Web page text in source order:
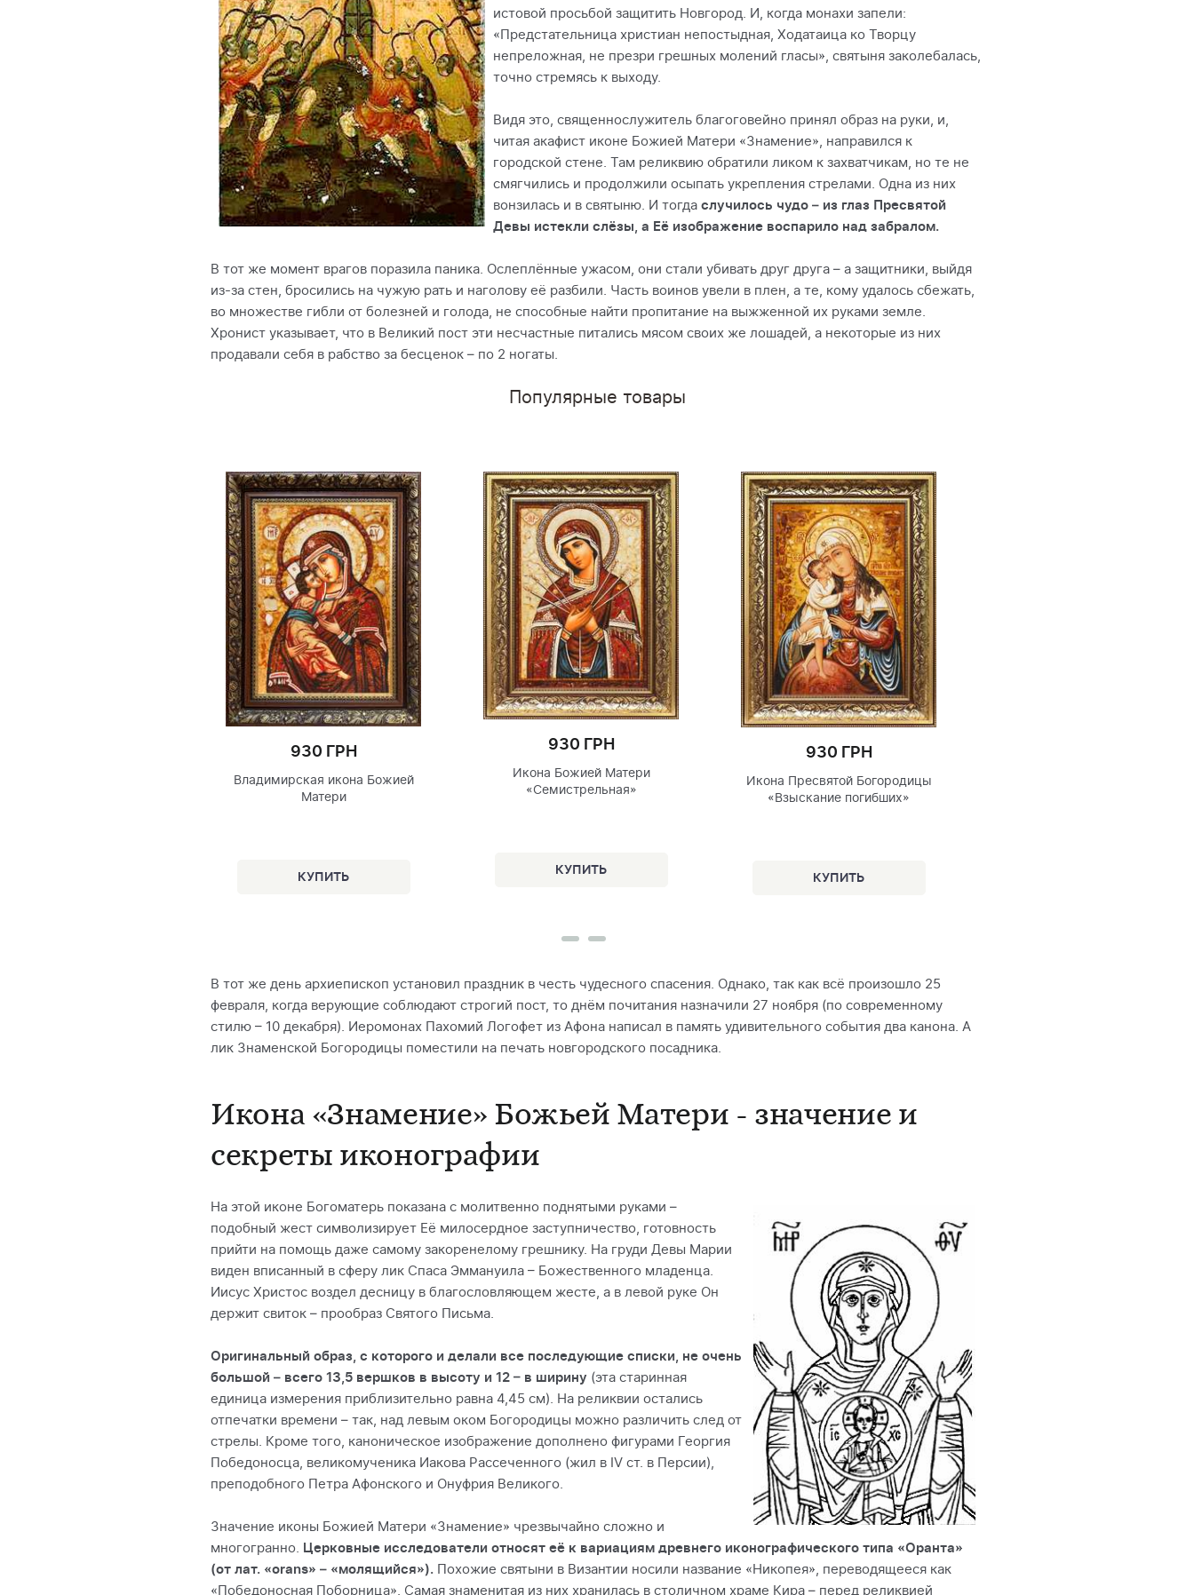
истовой просьбой защитить Новгород. И, когда монахи запели:
«Предстательница христиан непостыдная, Ходатаица ко Творцу
непреложная, не презри грешных молений гласы», святыня заколебалась,
точно стремясь к выходу.
Видя это, священнослужитель благоговейно принял образ на руки, и,
читая акафист иконе Божией Матери «Знамение», направился к
городской стене. Там реликвию обратили ликом к захватчикам, но те не
смягчились и продолжили осыпать укрепления стрелами. Одна из них
вонзилась и в святыню. И тогда случилось чудо – из глаз Пресвятой
Девы истекли слёзы, а Её изображение воспарило над забралом.
В тот же момент врагов поразила паника. Ослеплённые ужасом, они стали убивать друг друга – а защитники, выйдя
из-за стен, бросились на чужую рать и наголову её разбили. Часть воинов увели в плен, а те, кому удалось сбежать,
во множестве гибли от болезней и голода, не способные найти пропитание на выжженной их руками земле.
Хронист указывает, что в Великий пост эти несчастные питались мясом своих же лошадей, а некоторые из них
продавали себя в рабство за бесценок – по 2 ногаты.
Популярные товары
930 ГРН
Икона Божией Матери
«Семистрельная»
930 ГРН
Икона Пресвятой Богородицы
«Взыскание погибших»
930 ГРН
Икона Богородицы «Достойно
есть» («Милующая»)
В тот же день архиепископ установил праздник в честь чудесного спасения. Однако, так как всё произошло 25
февраля, когда верующие соблюдают строгий пост, то днём почитания назначили 27 ноября (по современному
стилю – 10 декабря). Иеромонах Пахомий Логофет из Афона написал в память удивительного события два канона. А
лик Знаменской Богородицы поместили на печать новгородского посадника.
Икона «Знамение» Божьей Матери - значение и
секреты иконографии
На этой иконе Богоматерь показана с молитвенно поднятыми руками –
подобный жест символизирует Её милосердное заступничество, готовность
прийти на помощь даже самому закоренелому грешнику. На груди Девы Марии
виден вписанный в сферу лик Спаса Эммануила – Божественного младенца.
Иисус Христос воздел десницу в благословляющем жесте, а в левой руке Он
держит свиток – прообраз Святого Письма.
Оригинальный образ, с которого и делали все последующие списки, не очень
большой – всего 13,5 вершков в высоту и 12 – в ширину (эта старинная
единица измерения приблизительно равна 4,45 см). На реликвии остались
отпечатки времени – так, над левым оком Богородицы можно различить след от
стрелы. Кроме того, каноническое изображение дополнено фигурами Георгия
Победоносца, великомученика Иакова Рассеченного (жил в IV ст. в Персии),
преподобного Петра Афонского и Онуфрия Великого.
Значение иконы Божией Матери «Знамение» чрезвычайно сложно и
многогранно. Церковные исследователи относят её к вариациям древнего иконографического типа «Оранта»
(от лат. «orans» – «молящийся»). Похожие святыни в Византии носили название «Никопея», переводящееся как
«Победоносная Поборница». Самая знаменитая из них хранилась в столичном храме Кира – перед реликвией